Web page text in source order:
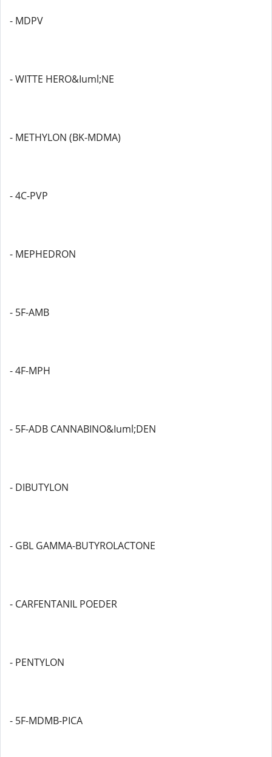
- MDPV
- WITTE HERO&Iuml;NE
- METHYLON (BK-MDMA)
- 4C-PVP
- MEPHEDRON
- 5F-AMB
- 4F-MPH
- 5F-ADB CANNABINO&Iuml;DEN
- DIBUTYLON
- GBL GAMMA-BUTYROLACTONE
- CARFENTANIL POEDER
- PENTYLON
- 5F-MDMB-PICA